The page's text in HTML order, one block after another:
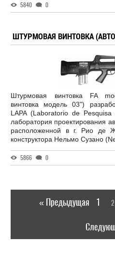
5840 0
ШТУРМОВАЯ ВИНТОВКА
Штурмовая винтовка FA
винтовка модель 03")
LAPA (Laboratorio de
лаборатория проектирования
расположенной в г. Рио де
конструктора Нельмо Сузано
5866 0
« Предыдущая 1 2